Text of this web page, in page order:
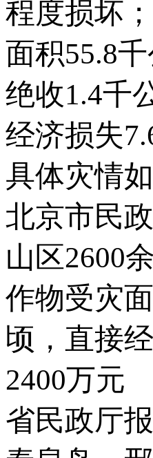
程度损坏
面积55.8
绝收1.4千
经济损
具体灾
北京市民
山区2600
作物受灾
顷，直接
2400万
省民政厅